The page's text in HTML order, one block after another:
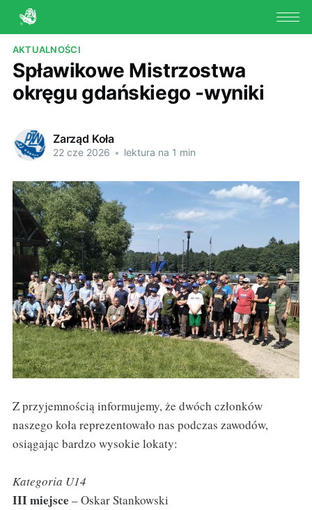
AKTUALNOŚCI
Spławikowe Mistrzostwa
okręgu gdańskiego -wyniki
Zarząd Koła
22 cze 2026 • lektura na 1 min
Z przyjemnością informujemy, że dwóch członków
naszego koła reprezentowało nas podczas zawodów,
osiągając bardzo wysokie lokaty:
Kategoria U14
III miejsce – Oskar Stankowski